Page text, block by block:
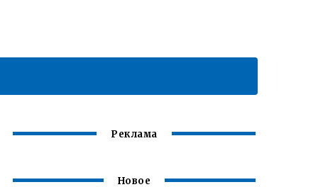
Реклама
Новое